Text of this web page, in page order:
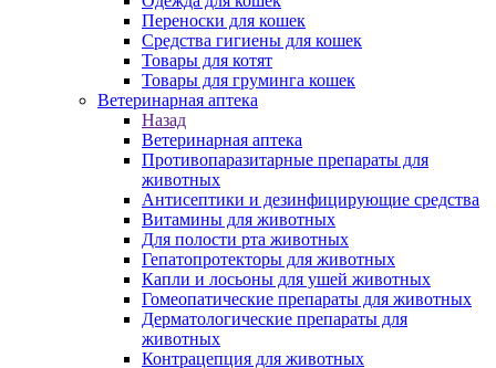
Переноски для кошек
Средства гигиены для кошек
Товары для котят
Товары для груминга кошек
Ветеринарная аптека
Назад
Ветеринарная аптека
Противопаразитарные препараты для
животных
Антисептики и дезинфицирующие средства
Витамины для животных
Для полости рта животных
Гепатопротекторы для животных
Капли и лосьоны для ушей животных
Гомеопатические препараты для животных
Дерматологические препараты для
животных
Контрацепция для животных